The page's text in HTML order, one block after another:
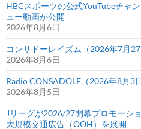
HBCスポーツの公式YouTubeチャ
ュー動画が公開
2026年8月6日
コンサドーレイズム（2026年7月27
2026年8月6日
Radio CONSADOLE（2026年8月3
2026年8月5日
Jリーグが2026/27開幕プロモーシ
大規模交通広告（OOH）を展開